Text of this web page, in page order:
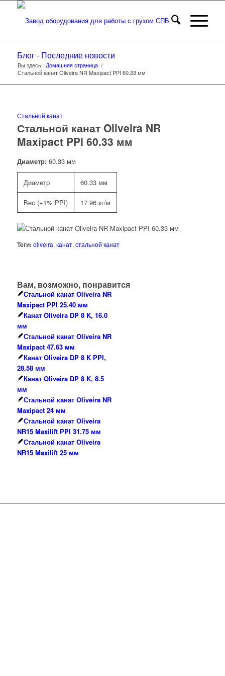
Блог - Последние новости
Вы здесь: Домашняя страница /
Стальной канат Oliveira NR Maxipact PPI 60.33 мм
Стальной канат
Стальной канат Oliveira NR
Maxipact PPI 60.33 мм
Диаметр:60.33 мм
Диаметр 60.33 мм
Вес (+1% PPI) 17.96 кг/м
Теги: oliveira, канат, стальной канат
Вам, возможно, понравится
Стальной канат Oliveira NR
Maxipact PPI 25.40 мм
Канат Oliveira DP 8 K, 16.0
мм
Стальной канат Oliveira NR
Maxipact 47.63 мм
Канат Oliveira DP 8 K PPI,
28.58 мм
Канат Oliveira DP 8 K, 8.5
мм
Стальной канат Oliveira NR
Maxipact 24 мм
Стальной канат Oliveira
NR15 Maxilift PPI 31.75 мм
Стальной канат Oliveira
NR15 Maxilift 25 мм